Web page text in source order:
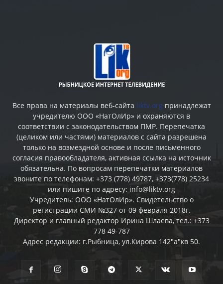
Все права на материалы веб-сайта liktv.org принадлежат
учредителю ООО «НатОлИр» и охраняются в
соответствии с законодательством ПМР. Перепечатка
(целиком или частями) материалов c сайта разрешена
только на возмездной основе и после письменного
согласия правообладателя, активная ссылка на источник
обязательна. По вопросам перепечатки материалов
звоните по телефонам: +373 (778) 49787, +373(778) 25234
или пишите по адресу: info@liktv.org
Учредитель: ООО «НатОлИр». Свидетельство о
регистрации СМИ №327 от 09 февраля 2018г.
Директор и главный редактор Ирина Шлаева, тел.: +373
778 49-787
Адрес редакции: г.Рыбница, ул.Кирова 142"а"кв 50.